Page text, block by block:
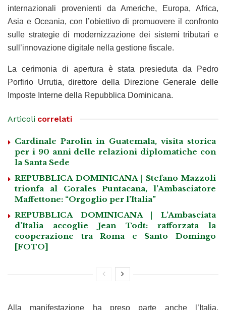
internazionali provenienti da Americhe, Europa, Africa,
Asia e Oceania, con l’obiettivo di promuovere il confronto
sulle strategie di modernizzazione dei sistemi tributari e
sull’innovazione digitale nella gestione fiscale.
La cerimonia di apertura è stata presieduta da Pedro
Porfirio Urrutia, direttore della Direzione Generale delle
Imposte Interne della Repubblica Dominicana.
Articoli correlati
Cardinale Parolin in Guatemala, visita storica
per i 90 anni delle relazioni diplomatiche con
la Santa Sede
REPUBBLICA DOMINICANA | Stefano Mazzoli
trionfa al Corales Puntacana, l’Ambasciatore
Maffettone: “Orgoglio per l’Italia”
REPUBBLICA DOMINICANA | L’Ambasciata
d’Italia accoglie Jean Todt: rafforzata la
cooperazione tra Roma e Santo Domingo
[FOTO]
Alla manifestazione ha preso parte anche l’Italia,